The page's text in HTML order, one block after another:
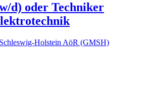
d) oder Techniker
Holstein AöR (GMSH)